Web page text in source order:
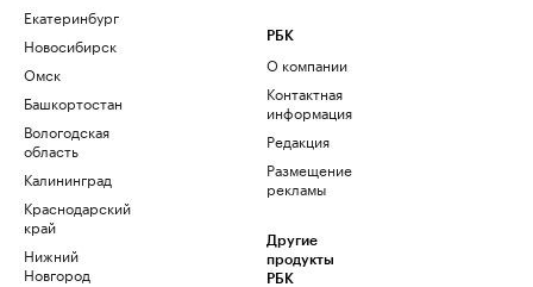
Екатеринбург
Новосибирск
Омск
Башкортостан
Вологодская
область
Калининград
Краснодарский
край
Нижний
Новгород
РБК
О компании
Контактная
информация
Редакция
Размещение
рекламы
Другие
продукты
РБК